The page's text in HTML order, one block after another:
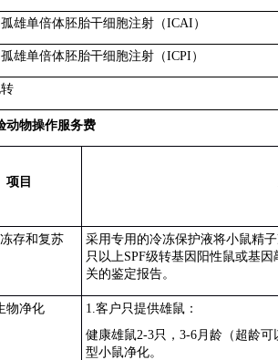
雄单倍体胚胎干细胞注射（ICAI ）
雄单倍体胚胎干细胞注射（ICPI ）
动物操作服务费
项目
存和复苏 采用专用的冷冻保护液将小鼠精
只以上SPF级转基因阳性鼠或基因
关的鉴定报告。
物净化 1.客户只提供雄鼠：
健康雄鼠2-3只， 3-6月龄（超龄
型小鼠净化。